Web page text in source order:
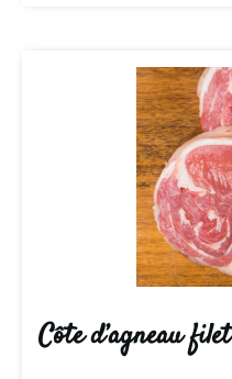
Côte d’agneau filet